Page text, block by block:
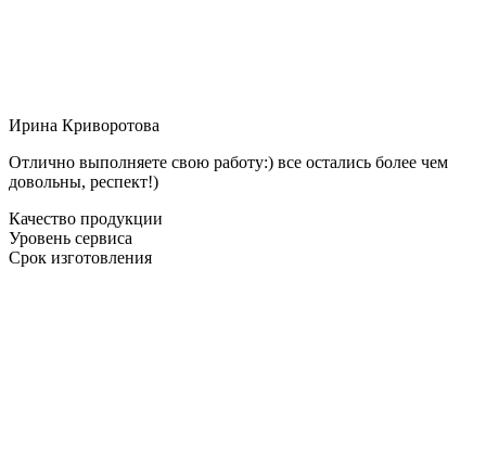
Ирина Криворотова
Отлично выполняете свою работу:) все остались более чем
довольны, респект!)
Качество продукции
Уровень сервиса
Срок изготовления